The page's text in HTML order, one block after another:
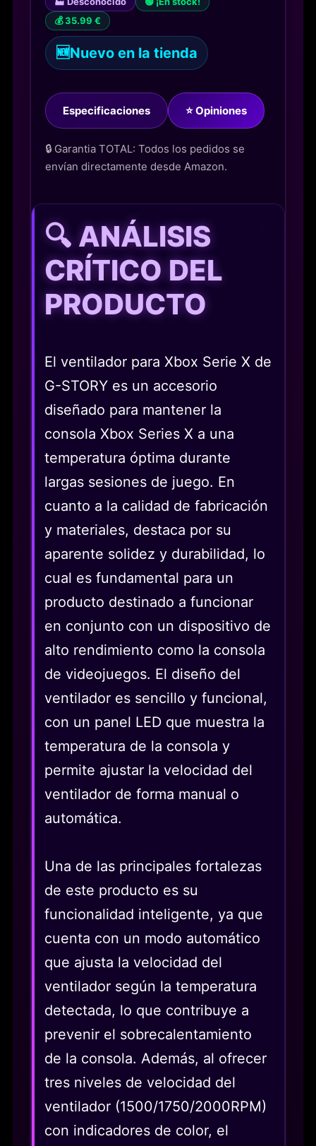
💰 35.99 €
🆕Nuevo en la tienda
Especificaciones ⭐ Opiniones
🔒 Garantia TOTAL: Todos los pedidos se
envían directamente desde Amazon.
🔍 ANÁLISIS
CRÍTICO DEL
PRODUCTO
El ventilador para Xbox Serie X de
G-STORY es un accesorio
diseñado para mantener la
consola Xbox Series X a una
temperatura óptima durante
largas sesiones de juego. En
cuanto a la calidad de fabricación
y materiales, destaca por su
aparente solidez y durabilidad, lo
cual es fundamental para un
producto destinado a funcionar
en conjunto con un dispositivo de
alto rendimiento como la consola
de videojuegos. El diseño del
ventilador es sencillo y funcional,
con un panel LED que muestra la
temperatura de la consola y
permite ajustar la velocidad del
ventilador de forma manual o
automática.
Una de las principales fortalezas
de este producto es su
funcionalidad inteligente, ya que
cuenta con un modo automático
que ajusta la velocidad del
ventilador según la temperatura
detectada, lo que contribuye a
prevenir el sobrecalentamiento
de la consola. Además, al ofrecer
tres niveles de velocidad del
ventilador (1500/1750/2000RPM)
con indicadores de color, el